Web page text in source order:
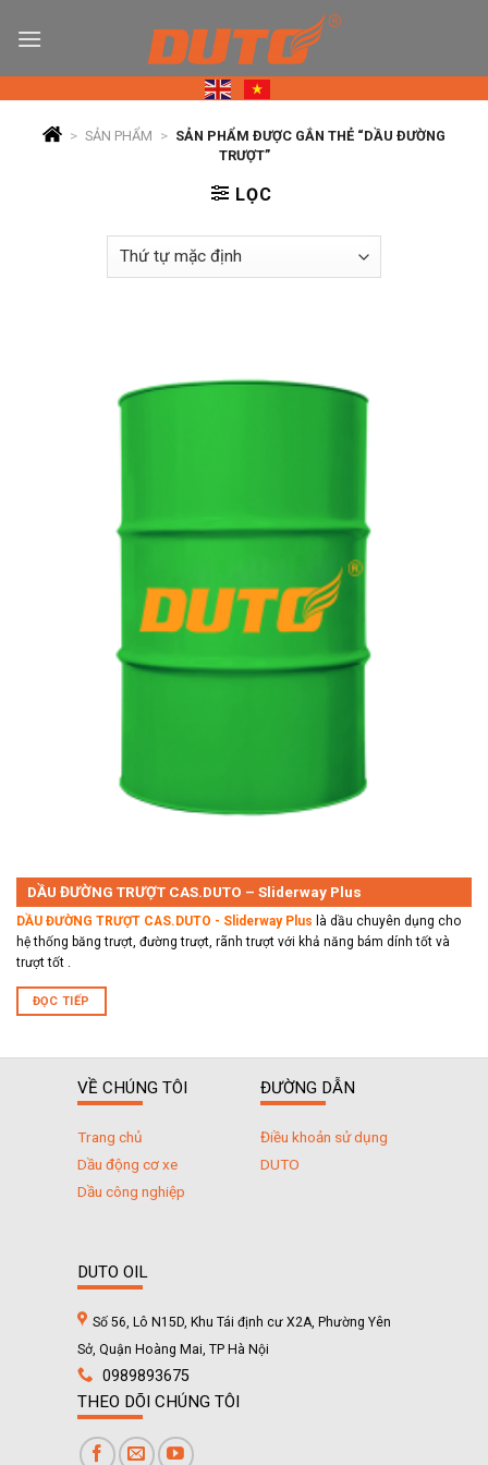
> SẢN PHẨM > SẢN PHẨM ĐƯỢC GẮN THẺ “DẦU ĐƯỜNG
TRƯỢT”
LỌC
DẦU ĐƯỜNG TRƯỢT CAS.DUTO – Sliderway Plus
DẦU ĐƯỜNG TRƯỢT CAS.DUTO - Sliderway Plus là dầu chuyên dụng cho
hệ thống băng trượt, đường trượt, rãnh trượt với khả năng bám dính tốt và
trượt tốt .
ĐỌC TIẾP
VỀ CHÚNG TÔI
Trang chủ
Dầu động cơ xe
Dầu công nghiệp
ĐƯỜNG DẪN
Điều khoản sử dụng
DUTO
DUTO OIL
Số 56, Lô N15D, Khu Tái định cư X2A, Phường Yên
Sở, Quận Hoàng Mai, TP Hà Nội
0989893675
THEO DÕI CHÚNG TÔI